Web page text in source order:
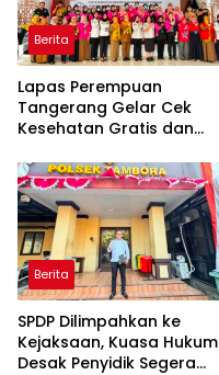
Berita
Lapas Perempuan
Tangerang Gelar Cek
Kesehatan Gratis dan
DNA bagi Petugas dan
Warga Binaan
Berita
SPDP Dilimpahkan ke
Kejaksaan, Kuasa Hukum
Desak Penyidik Segera